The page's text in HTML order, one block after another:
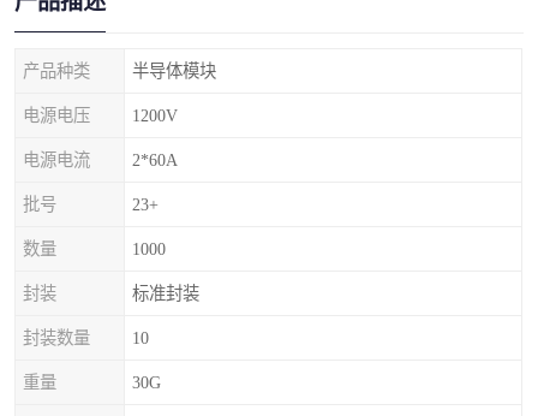
产品种类 半导体模块
电源电压 1200V
电源电流 2*60A
批号 23+
数量 1000
封装 标准封装
封装数量 10
重量 30G